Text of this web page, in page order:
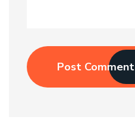
Post Comment